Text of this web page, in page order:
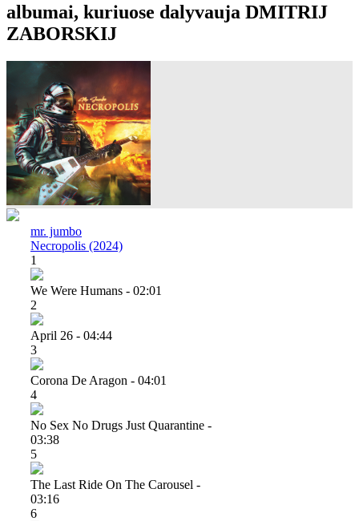
albumai, kuriuose dalyvauja DMITRIJ
ZABORSKIJ
mr. jumbo
Necropolis (2024)
1
We Were Humans - 02:01
2
April 26 - 04:44
3
Corona De Aragon - 04:01
4
No Sex No Drugs Just Quarantine -
03:38
5
The Last Ride On The Carousel -
03:16
6